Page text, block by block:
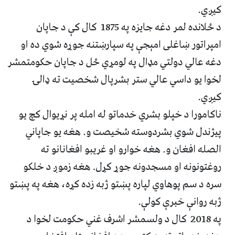
کیږي.
د ځلانده لمر دغه جایزه په 1875 کال کې د جاپان
امپراتور ښاغلی امېجې په سپارښتنه جوړه شوي ده او
دغه عالي دولتي مډال په لومړي ځل د جاپان حکومتمشر
لخوا یو داسي عالي ستر بشرپال شخصیت ته ډالۍ
کیږي.
ناکامورا د خپلو بشري خدماتو له امله پر نړیوال کچ یو
پیژندل شوي بشردوسته شخیصت و. هغه یو جاپاني
الصله افغان و. هغه خوارو او غریبو افغانانو ته
روغتونونه او مسجدونه جوړ کړل. هغه زموږ د خلکو
سره د سم پوهاوي لپاره پښتو ژبه زده کړه، هغه په پښتو
ژبه روانې خبرې کولې.
په 2018 کال د ولسمشر اشرف غني حکومت لخوا د